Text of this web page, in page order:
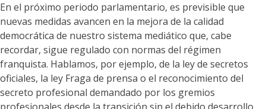
En el próximo periodo parlamentario, es previsible que
nuevas medidas avancen en la mejora de la calidad
democrática de nuestro sistema mediático que, cabe
recordar, sigue regulado con normas del régimen
franquista. Hablamos, por ejemplo, de la ley de secretos
oficiales, la ley Fraga de prensa o el reconocimiento del
secreto profesional demandado por los gremios